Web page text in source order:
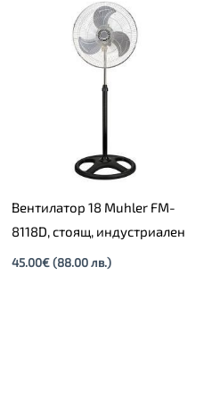
Вентилатор 18 Muhler FM-
8118D, стоящ, индустриален
45.00€ (88.00 лв.)